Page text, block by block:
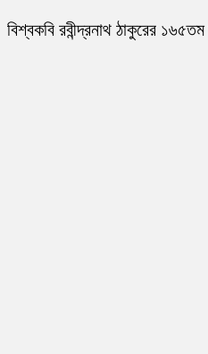
বিশ্বকবি রবীন্দ্রনাথ ঠাকুরের